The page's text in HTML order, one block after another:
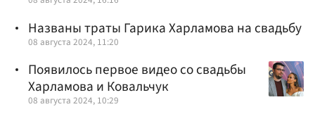
Названы траты Гарика Харламова на свадьбу
08 августа 2024, 11:20
Появилось первое видео со свадьбы
Харламова и Ковальчук
08 августа 2024, 10:29